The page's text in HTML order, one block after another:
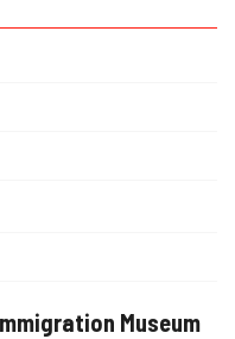
Museum